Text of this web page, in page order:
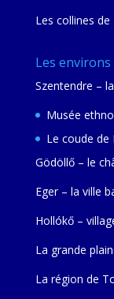
Les collines de
Les
Szentendre –
Musée
Le coude de
Gödöllő – le
Eger – la ville
Hollókő –
La grande
La région de